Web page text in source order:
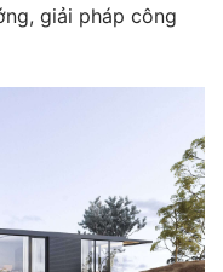
giải pháp công